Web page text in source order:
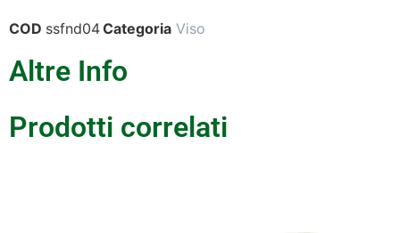
COD ssfnd04Categoria Viso
Altre Info
Prodotti correlati